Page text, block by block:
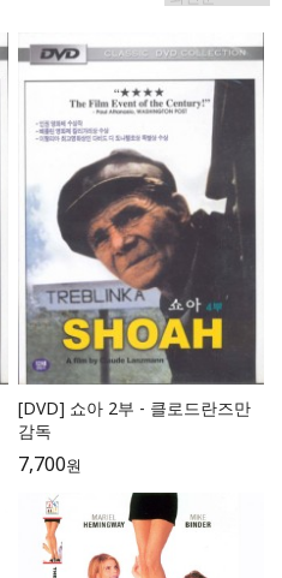
[DVD] 쇼아 2부 - 클로드란즈만
감독
7,700원